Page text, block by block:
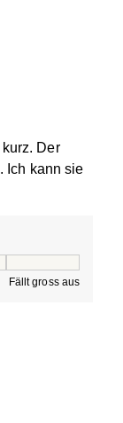
Der
Ich kann sie
Fällt gross aus